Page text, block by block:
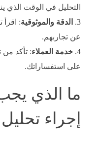
التحليل في الوقت الذي
الدقة والموثوقية: اقرأ
عن تجاربهم.
خدمة العملاء: تأكد من
على استفساراتك.
ما الذي
إجراء تحليل PCR؟